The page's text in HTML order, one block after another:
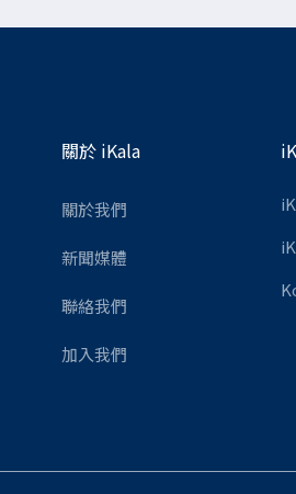
關於 iKala
關於我們
新聞媒體
聯絡我們
加入我們